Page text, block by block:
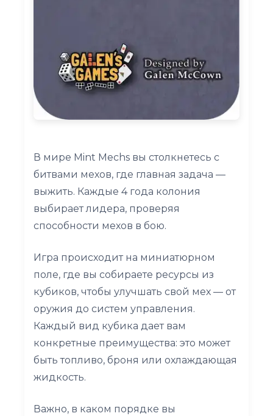
В мире Mint Mechs вы столкнетесь с
битвами мехов, где главная задача —
выжить. Каждые 4 года колония
выбирает лидера, проверяя
способности мехов в бою.
Игра происходит на миниатюрном
поле, где вы собираете ресурсы из
кубиков, чтобы улучшать свой мех — от
оружия до систем управления.
Каждый вид кубика дает вам
конкретные преимущества: это может
быть топливо, броня или охлаждающая
жидкость.
Важно, в каком порядке вы